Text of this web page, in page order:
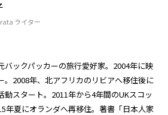
ライター
バックパッカーの旅行愛好家。2004年に映
。2008年、北アフリカのリビアへ移住後に
動スタート。2011年から4年間のUKスコッ
年夏にオランダへ再移住。著書「日本人家